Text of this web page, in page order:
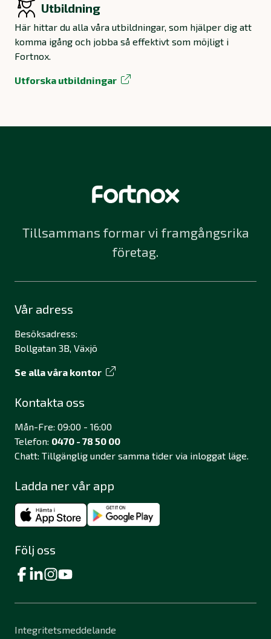
Utbildning
Här hittar du alla våra utbildningar, som hjälper dig att
komma igång och jobba så effektivt som möjligt i
Fortnox.
Utforska utbildningar
Tillsammans formar vi framgångsrika
företag.
Vår adress
Besöksadress:
Bollgatan 3B, Växjö
Se alla våra kontor
Kontakta oss
Mån-Fre: 09:00 - 16:00
Telefon: 0470 - 78 50 00
Chatt: Tillgänglig under samma tider via inloggat läge.
Ladda ner vår app
Följ oss
Integritetsmeddelande